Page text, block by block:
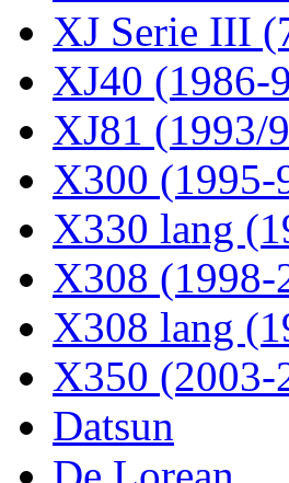
XJ Serie III
XJ40 (1986-
XJ81 (1993/
X300 (1995-
X330 lang
X308 (1998-
X308 lang
X350 (2003-
Datsun